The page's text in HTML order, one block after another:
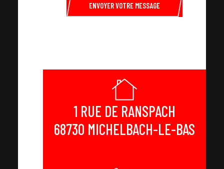
ENVOYER VOTRE MESSAGE
1 RUE DE RANSPACH
68730 MICHELBACH-LE-BAS